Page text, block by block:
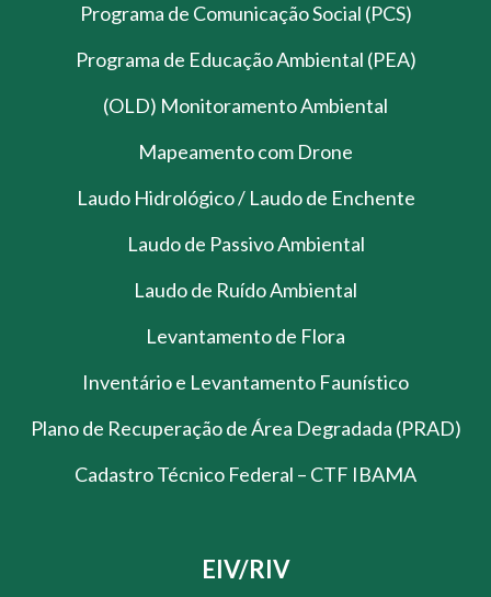
Programa de Comunicação Social (PCS)
Programa de Educação Ambiental (PEA)
(OLD) Monitoramento Ambiental
Mapeamento com Drone
Laudo Hidrológico / Laudo de Enchente
Laudo de Passivo Ambiental
Laudo de Ruído Ambiental
Levantamento de Flora
Inventário e Levantamento Faunístico
Plano de Recuperação de Área Degradada (PRAD)
Cadastro Técnico Federal – CTF IBAMA
EIV/RIV